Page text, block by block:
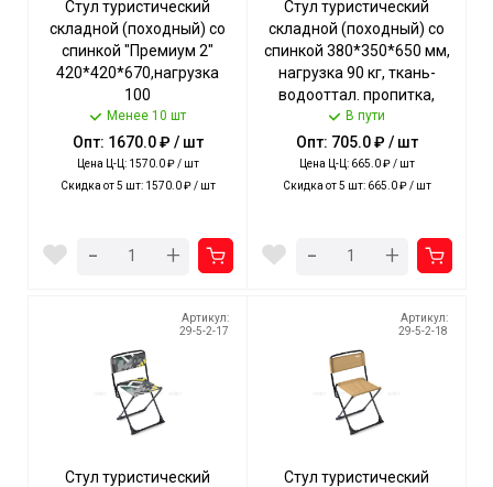
Стул туристический
складной (походный) со
спинкой "Премиум 2"
420*420*670,нагрузка
100
кг,водооттал.пропитка, с
ДУБОВЫМИ ЛИСТЬЯМИ
арт. ПСП2/3 NIKA [5]
Менее 10 шт
Опт: 1670.0 ₽ / шт
Цена Ц-Ц: 1570.0 ₽ / шт
Скидка от 5 шт: 1570.0 ₽ / шт
- +
Стул туристический
складной (походный) со
спинкой 380*350*650 мм,
нагрузка 90 кг, ткань-
водооттал. пропитка,
КАМУФЛЯЖ
КОРИЧНЕВЫЙ арт. ПС3/К
NIKA [5]
В пути
Опт: 705.0 ₽ / шт
Цена Ц-Ц: 665.0 ₽ / шт
Скидка от 5 шт: 665.0 ₽ / шт
- +
Артикул:
29-5-2-17
Стул туристический
Артикул:
29-5-2-18
Стул туристический